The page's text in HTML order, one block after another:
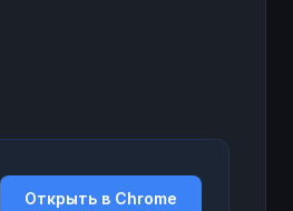
Открыть в Chrome